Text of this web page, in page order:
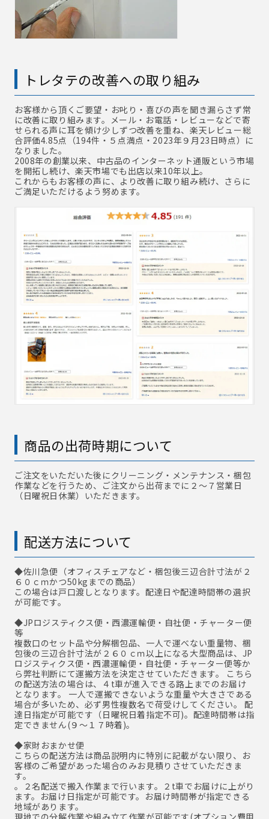
トレタテの改善への取り組み
お客様から頂くご要望・お叱り・喜びの声を聞き漏らさず常
に改善に取り組みます。メール・お電話・レビューなどで寄
せられる声に耳を傾け少しずつ改善を重ね、楽天レビュー総
合評価4.85点（194件・５点満点・2023年９月23日時点）に
なりました。
2008年の創業以来、中古品のインターネット通販という市場
を開拓し続け、楽天市場でも出店以来10年以上。
これからもお客様の声に、より改善に取り組み続け、さらに
ご満足いただけるよう努めます。
商品の出荷時期について
ご注文をいただいた後にクリーニング・メンテナンス・梱包
作業などを行うため、ご注文から出荷までに２～７営業日
（日曜祝日休業）いただきます。
配送方法について
◆佐川急便 （オフィスチェアなど・梱包後三辺合計寸法が２
６０ｃｍかつ50kgまでの商品）
この場合は戸口渡しとなります。配達日や配達時間帯の選択
が可能です。
◆JPロジスティクス便・西濃運輸便・自社便・チャーター便
等
複数口のセット品や分解梱包品、一人で運べない重量物、梱
包後の三辺合計寸法が２６０ｃｍ以上になる大型商品は、JP
ロジスティクス便・西濃運輸便・自社便・チャーター便等か
ら弊社判断にて運搬方法を決定させていただきます。 こちら
の配送方法の場合は、４t車が進入できる路上までのお届け
となります。 一人で運搬できないような重量や大きさである
場合が多いため、必ず男性複数名で荷受けしてください。 配
達日指定が可能です（日曜祝日着指定不可)。配達時間帯は指
定できません(９～１７時着)。
◆家財おまかせ便
こちらの配送方法は商品説明内に特別に記載がない限り、お
客様のご希望があった場合のみお見積りさせていただきま
す。
。２名配送で搬入作業まで行います。２t車でお届けに上がり
ます。お届け日指定が可能です。お届け時間帯が指定できる
地域があります。